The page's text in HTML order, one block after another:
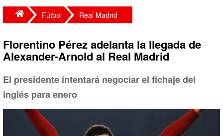
Fútbol Real Madrid
Florentino Pérez adelanta la llegada de
Alexander-Arnold al Real Madrid
El presidente intentará negociar el fichaje del
inglés para enero